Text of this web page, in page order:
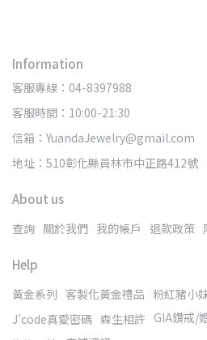
Information
客服專線：04-8397988
客服時間：10:00-21:30
信箱：YuandaJewelry@gmail.com
地址：510彰化縣員林市中正路412號
About us
查詢 關於我們 我的帳戶 退款政策
Help
黃金系列 客製化黃金禮品 粉紅豬小
J'code真愛密碼 森生相許 GIA鑽戒/